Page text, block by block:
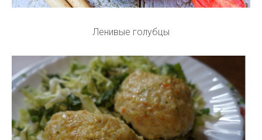
Ленивые голубцы